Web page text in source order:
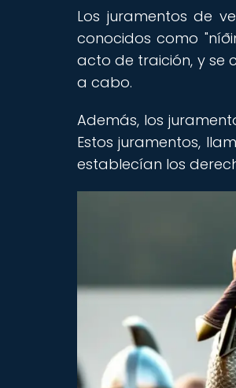
Los juramentos de
conocidos como
acto de traición, y se
a cabo.
Además, los
Estos juramentos,
establecían los